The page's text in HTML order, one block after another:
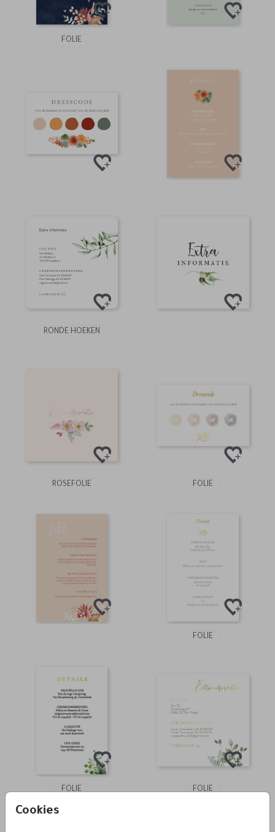
Cookies
FOLIE
RONDE HOEKEN
ROSEFOLIE FOLIE
FOLIE
FOLIE FOLIE